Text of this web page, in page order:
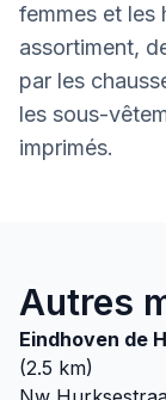
femmes et les
assortiment,
par les
les sous-
imprimés.
Autres
Eindhoven de
(2.5 km)